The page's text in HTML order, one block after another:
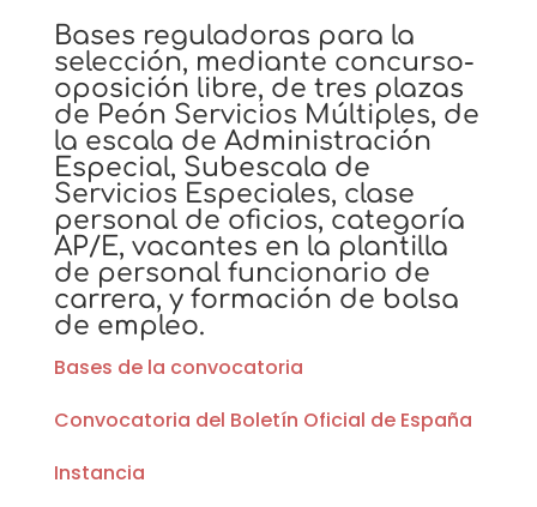
Bases reguladoras para la
selección, mediante concurso-
oposición libre, de tres plazas
de Peón Servicios Múltiples, de
la escala de Administración
Especial, Subescala de
Servicios Especiales, clase
personal de oficios, categoría
AP/E, vacantes en la plantilla
de personal funcionario de
carrera, y formación de bolsa
de empleo.
Bases de la convocatoria
Convocatoria del Boletín Oficial de España
Instancia